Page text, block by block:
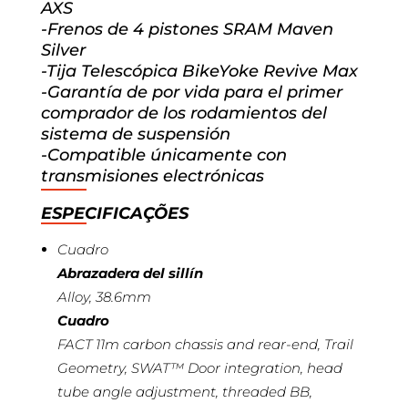
AXS
-Frenos de 4 pistones SRAM Maven
Silver
-Tija Telescópica BikeYoke Revive Max
-Garantía de por vida para el primer
comprador de los rodamientos del
sistema de suspensión
-Compatible únicamente con
transmisiones electrónicas
ESPECIFICAÇÕES
Cuadro
Abrazadera del sillín
Alloy, 38.6mm
Cuadro
FACT 11m carbon chassis and rear-end, Trail
Geometry, SWAT™ Door integration, head
tube angle adjustment, threaded BB,